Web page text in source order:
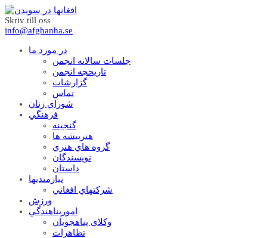
Skriv till oss
info@afghanha.se
در مورد ما
جلسات سالانه انجمن
تاریخچه انجمن
گزارشات
تماس
شوراي زنان
فرهنگي
گنجينه
هنرپيشه ها
گروه هاي هنري
نويسندگان
داستان
نيازمنديها
شرکتهاي افغاني
ورزش
امورپناهندگي
وکلاي پناهجويان
تظاهرات